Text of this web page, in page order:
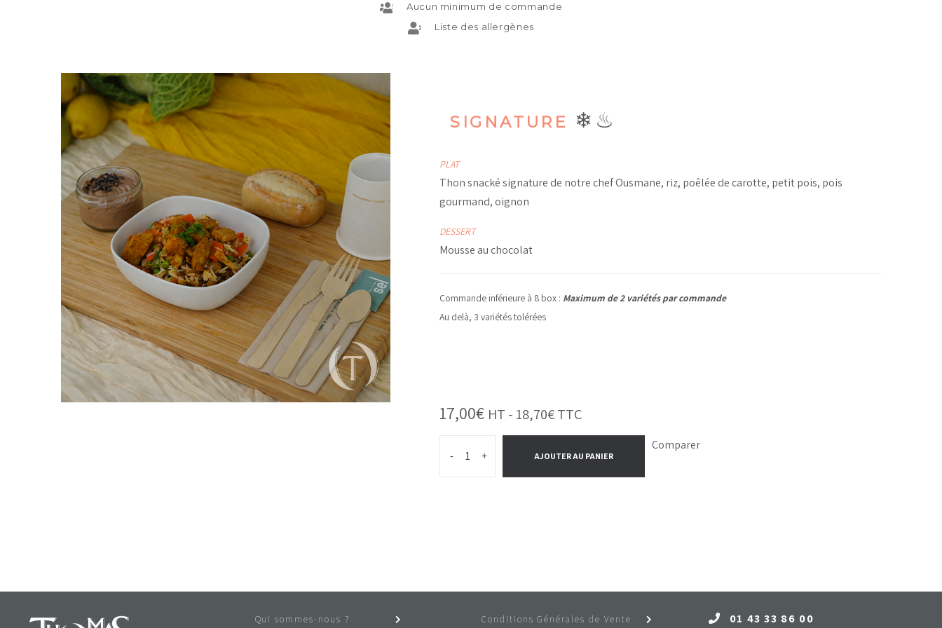
Aucun minimum de commande
Liste des allergènes
SIGNATURE ❄♨
PLAT
Thon snacké signature de notre chef Ousmane, riz, poêlée de carotte, petit pois, pois
gourmand, oignon
DESSERT
Mousse au chocolat
Commande inférieure à 8 box : Maximum de 2 variétés par commande
Au delà, 3 variétés tolérées
17,00€ HT - 18,70€TTC
- + AJOUTER AU PANIER
Comparer
Qui sommes-nous ? Conditions Générales de Vente 01 43 33 86 00